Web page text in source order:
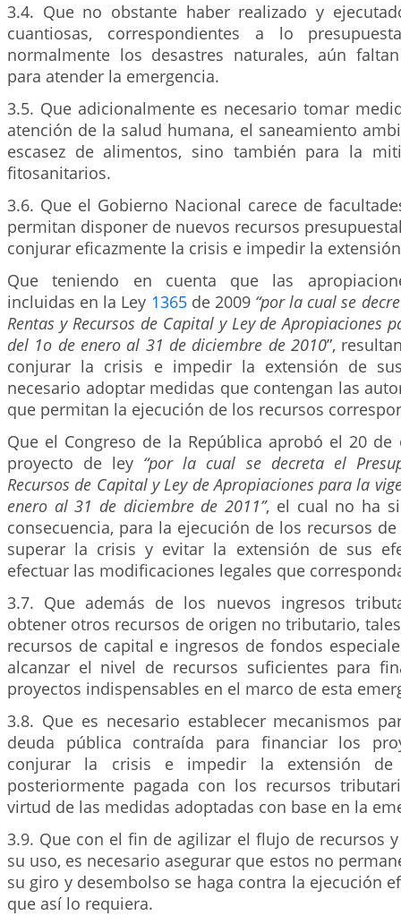
3.4. Que no obstante haber realizado y
cuantiosas, correspondientes a lo
normalmente los desastres naturales, aún
para atender la emergencia.
3.5. Que adicionalmente es necesario tomar
atención de la salud humana, el saneamiento
escasez de alimentos, sino también para la
fitosanitarios.
3.6. Que el Gobierno Nacional carece de
permitan disponer de nuevos recursos
conjurar eficazmente la crisis e impedir la
Que teniendo en cuenta que las
incluidas en la Ley 1365de 2009 “por la cual se
Rentas y Recursos de Capital y Ley de Apropiaciones
del 1o de enero al 31 de diciembre de 2010”,
conjurar la crisis e impedir la extensión de
necesario adoptar medidas que contengan las
que permitan la ejecución de los recursos
Que el Congreso de la República aprobó el 20 de
proyecto de ley “por la cual se decreta el
Recursos de Capital y Ley de Apropiaciones para la
enero al 31 de diciembre de 2011”, el cual no ha
consecuencia, para la ejecución de los recursos
superar la crisis y evitar la extensión de sus
efectuar las modificaciones legales que
3.7. Que además de los nuevos ingresos
obtener otros recursos de origen no tributario,
recursos de capital e ingresos de fondos
alcanzar el nivel de recursos suficientes para
proyectos indispensables en el marco de esta
3.8. Que es necesario establecer mecanismos
deuda pública contraída para financiar los
conjurar la crisis e impedir la extensión de
posteriormente pagada con los recursos
virtud de las medidas adoptadas con base en la
3.9. Que con el fin de agilizar el flujo de recursos
su uso, es necesario asegurar que estos no
su giro y desembolso se haga contra la ejecución
que así lo requiera.